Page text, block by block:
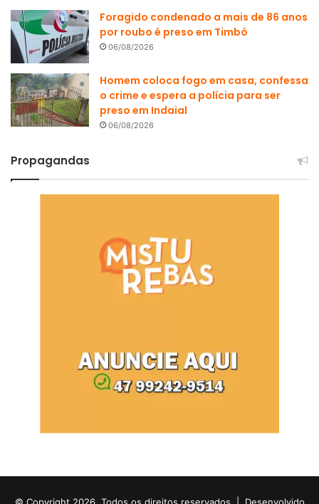
Foragido condenado a mais de 86 anos
por roubo é preso em Timbó
06/08/2026
Homem coloca fogo em casa, confessa
o crime e espera a polícia para ser
preso em Indaial
06/08/2026
Propagandas